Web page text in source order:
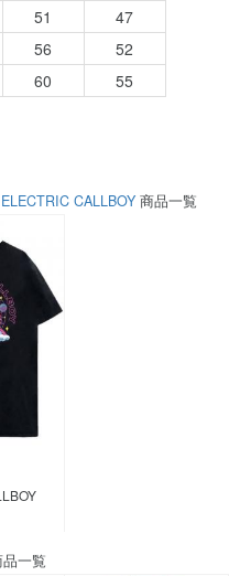
51
47
56
52
60 55
ELECTRIC CALLBOY 商品一覧
一覧